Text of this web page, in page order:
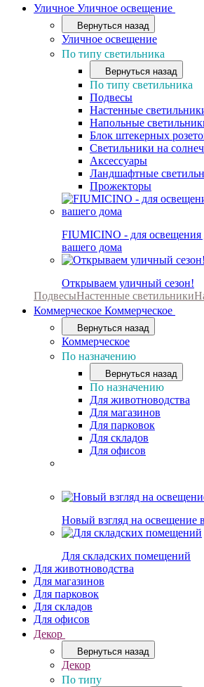
Уличное Уличное освещение
Вернуться назад
Уличное освещение
По типу светильника
Вернуться назад
По типу светильника
Подвесы
Настенные
Напольные
Блок штекерных
Светильники на
Аксессуары
Ландшафтные
Прожекторы
FIUMICINO - для освещения
вашего дома
Открываем уличный сезон!
ПодвесыНастенные светильники
Коммерческое Коммерческое
Вернуться назад
Коммерческое
По назначению
Вернуться назад
По назначению
Для животноводства
Для магазинов
Для парковок
Для складов
Для офисов
Новый взгляд на освещение
Для складских помещений
Для животноводства
Для магазинов
Для парковок
Для складов
Для офисов
Декор
Вернуться назад
Декор
По типу